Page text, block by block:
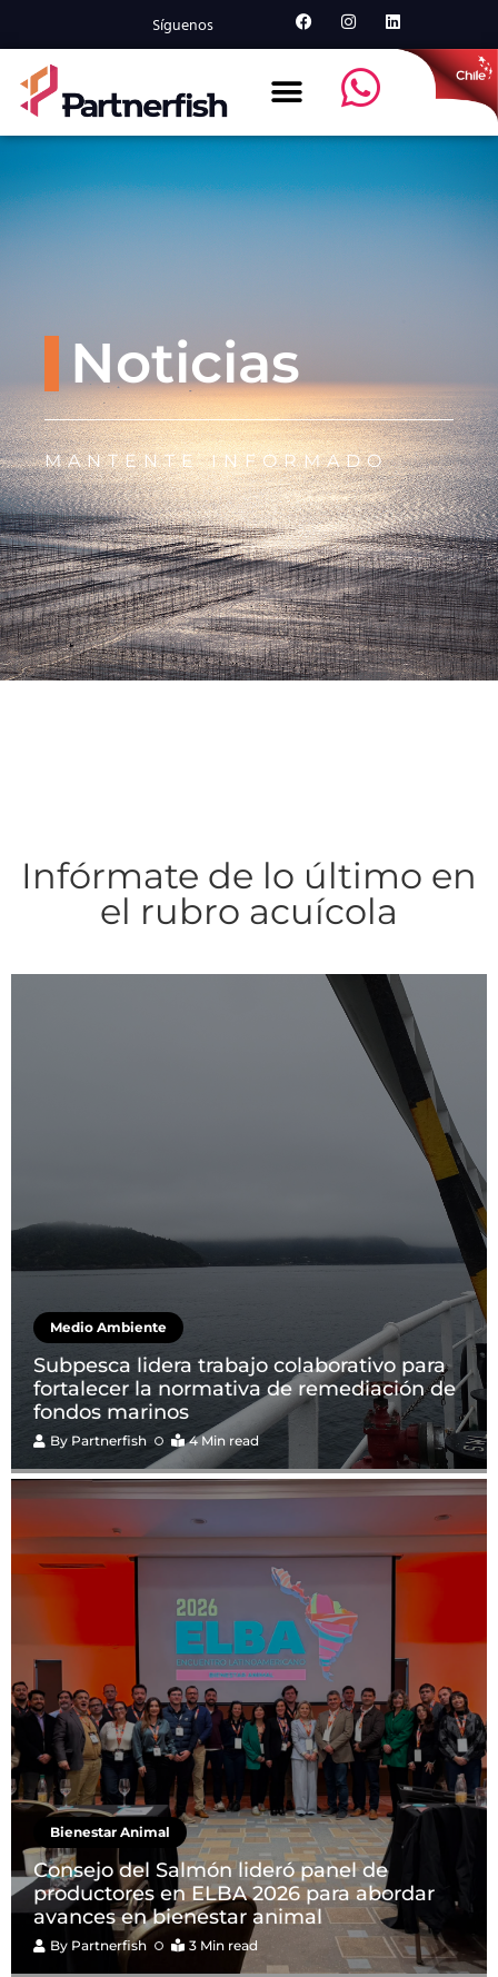
Síguenos
Noticias
MANTENTE INFORMADO
Infórmate de lo último en
el rubro acuícola
Medio Ambiente
Subpesca lidera trabajo colaborativo para
fortalecer la normativa de remediación de
fondos marinos
By Partnerfish 4 Min read
Bienestar Animal
Consejo del Salmón lideró panel de
productores en ELBA 2026 para abordar
avances en bienestar animal
By Partnerfish 3 Min read